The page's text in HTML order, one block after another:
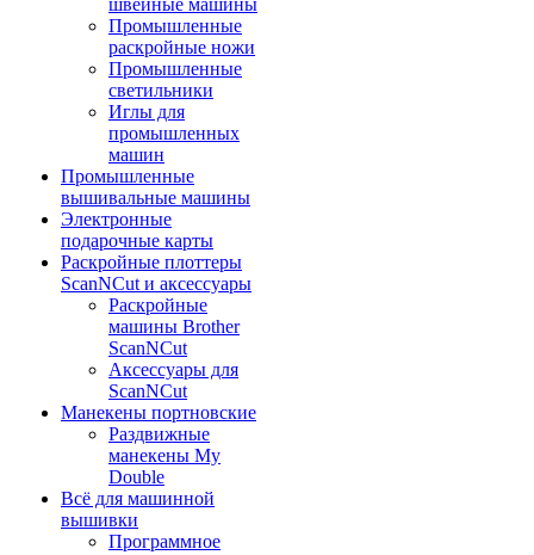
швейные машины
Промышленные
раскройные ножи
Промышленные
светильники
Иглы для
промышленных
машин
Промышленные
вышивальные машины
Электронные
подарочные карты
Раскройные плоттеры
ScanNCut и аксессуары
Раскройные
машины Brother
ScanNCut
Аксессуары для
ScanNCut
Манекены портновские
Раздвижные
манекены My
Double
Всё для машинной
вышивки
Программное